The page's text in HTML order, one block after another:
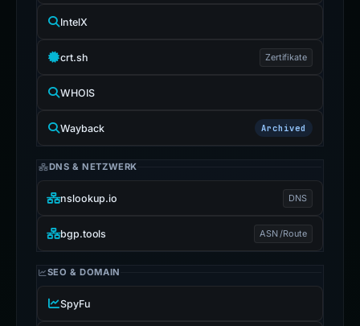
IntelX
crt.sh Zertifikate
WHOIS
Wayback Archived
DNS & NETZWERK
nslookup.io DNS
bgp.tools ASN /Route
SEO & DOMAIN
SpyFu